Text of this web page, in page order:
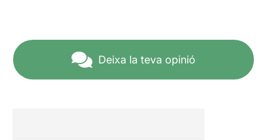
Deixa la teva opinió